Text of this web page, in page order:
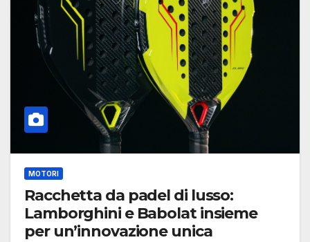
MOTORI
Racchetta da padel di lusso:
Lamborghini e Babolat insieme
per un’innovazione unica